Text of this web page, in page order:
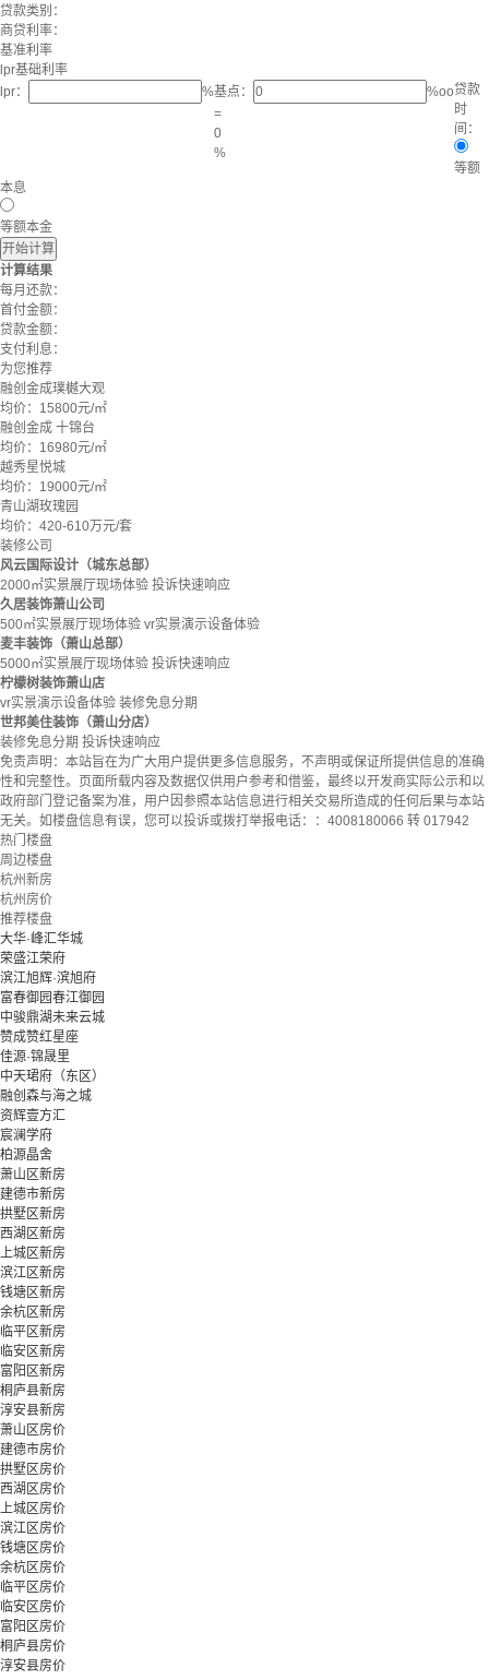
贷款类别：
商贷利率：
基准利率
lpr基础利率
lpr：
%基点：
%oo
=
0
%
贷款
时
间：
等额
本息
等额本金
开始计算
计算结果
每月还款：
首付金额：
贷款金额：
支付利息：
为您推荐
融创金成璞樾大观
均价： 15800元/㎡
融创金成 十锦台
均价： 16980元/㎡
越秀星悦城
均价： 19000元/㎡
青山湖玫瑰园
均价： 420-610万元/套
装修公司
风云国际设计（城东总部）
2000㎡实景展厅现场体验 投诉快速响应
久居装饰萧山公司
500㎡实景展厅现场体验 vr实景演示设备体验
麦丰装饰（萧山总部）
5000㎡实景展厅现场体验 投诉快速响应
柠檬树装饰萧山店
vr实景演示设备体验 装修免息分期
世邦美住装饰（萧山分店）
装修免息分期 投诉快速响应
免责声明： 本站旨在为广大用户提供更多信息服务，不声明或保证所提供信息的准确
性和完整性。页面所载内容及数据仅供用户参考和借鉴，最终以开发商实际公示和以
政府部门登记备案为准，用户因参照本站信息进行相关交易所造成的任何后果与本站
无关。如楼盘信息有误，您可以投诉或拨打举报电话：：4008180066 转 017942
热门楼盘
周边楼盘
杭州新房
杭州房价
推荐楼盘
大华·峰汇华城
荣盛江荣府
滨江旭辉·滨旭府
富春御园春江御园
中骏鼎湖未来云城
赞成赞红星座
佳源·锦晟里
中天珺府（东区）
融创森与海之城
资辉壹方汇
宸澜学府
柏源晶舍
萧山区新房
建德市新房
拱墅区新房
西湖区新房
上城区新房
滨江区新房
钱塘区新房
余杭区新房
临平区新房
临安区新房
富阳区新房
桐庐县新房
淳安县新房
萧山区房价
建德市房价
拱墅区房价
西湖区房价
上城区房价
滨江区房价
钱塘区房价
余杭区房价
临平区房价
临安区房价
富阳区房价
桐庐县房价
淳安县房价